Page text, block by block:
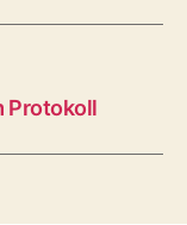
Protokoll